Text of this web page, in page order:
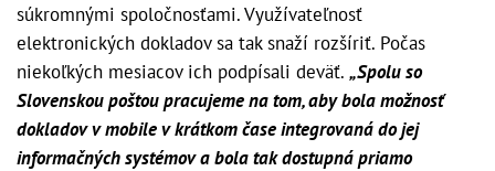
súkromnými spoločnosťami. Využívateľnosť
elektronických dokladov sa tak snaží rozšíriť. Počas
niekoľkých mesiacov ich podpísali deväť. „Spolu so
Slovenskou poštou pracujeme na tom, aby bola možnosť
dokladov v mobile v krátkom čase integrovaná do jej
informačných systémov a bola tak dostupná priamo